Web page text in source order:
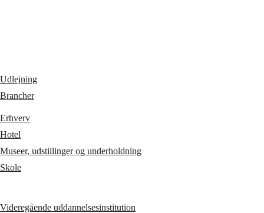
Udlejning
Brancher
Erhverv
Hotel
Museer, udstillinger og underholdning
Skole
Videregående uddannelsesinstitution